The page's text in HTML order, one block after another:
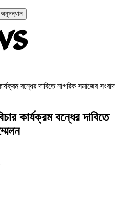
বন্ধের দাবিতে নাগরিক সমাজের সংবাদ
কার্যক্রম বন্ধের দাবিতে